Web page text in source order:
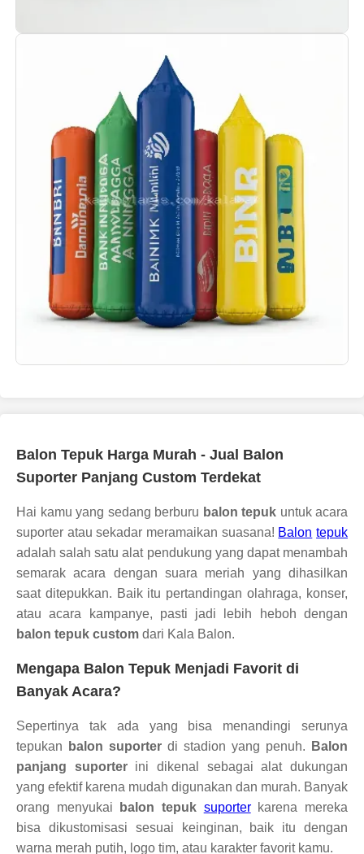
Balon Tepuk Harga Murah - Jual Balon
Suporter Panjang Custom Terdekat
Hai kamu yang sedang berburu balon tepuk untuk acara
suporter atau sekadar meramaikan suasana! Balon tepuk
adalah salah satu alat pendukung yang dapat menambah
semarak acara dengan suara meriah yang dihasilkan
saat ditepukkan. Baik itu pertandingan olahraga, konser,
atau acara kampanye, pasti jadi lebih heboh dengan
balon tepuk custom dari Kala Balon.
Mengapa Balon Tepuk Menjadi Favorit di
Banyak Acara?
Sepertinya tak ada yang bisa menandingi serunya
tepukan
balon suporter di stadion yang penuh.
Balon
panjang suporterini dikenal sebagai alat dukungan
yang efektif karena mudah digunakan dan murah. Banyak
orang menyukai
balon tepuk suporterkarena mereka
bisa dikustomisasi sesuai keinginan, baik itu dengan
warna merah putih, logo tim, atau karakter favorit kamu.